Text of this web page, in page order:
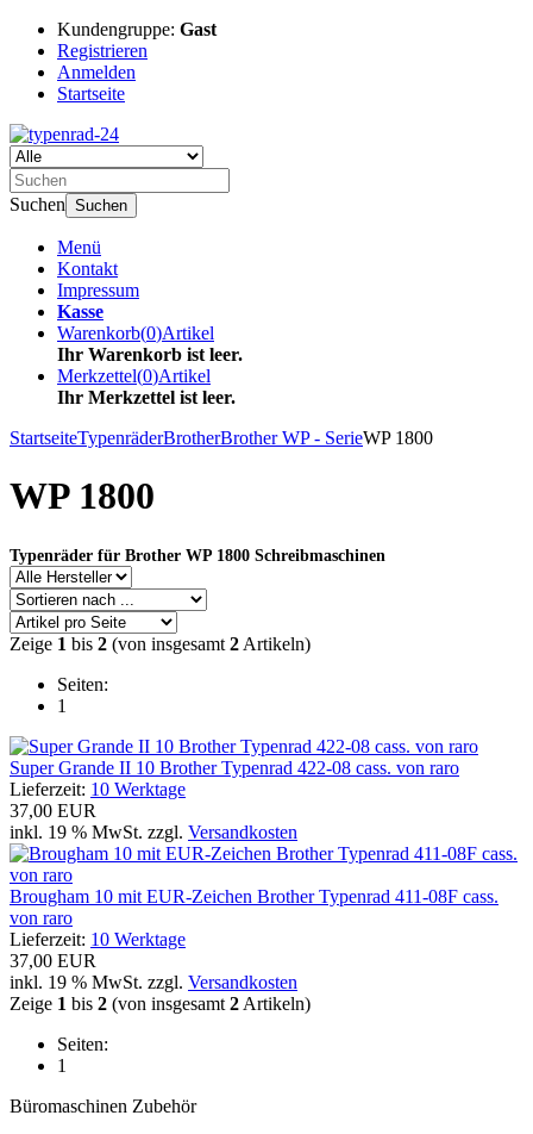
Kundengruppe: Gast
Registrieren
Anmelden
Startseite
Suchen Suchen
Menü
Kontakt
Impressum
Kasse
Warenkorb(0)Artikel
Ihr Warenkorb ist leer.
Merkzettel(0)Artikel
Ihr Merkzettel ist leer.
StartseiteTypenräderBrotherBrother WP - SerieWP 1800
WP 1800
Typenräder für Brother WP 1800 Schreibmaschinen
Zeige 1 bis 2 (von insgesamt 2 Artikeln)
Seiten:
1
Super Grande II 10 Brother Typenrad 422-08 cass. von raro
Lieferzeit: 10 Werktage
37,00 EUR
inkl. 19 % MwSt. zzgl. Versandkosten
Brougham 10 mit EUR-Zeichen Brother Typenrad 411-08F cass.
von raro
Lieferzeit: 10 Werktage
37,00 EUR
inkl. 19 % MwSt. zzgl. Versandkosten
Zeige 1 bis 2 (von insgesamt 2 Artikeln)
Seiten:
1
Büromaschinen Zubehör